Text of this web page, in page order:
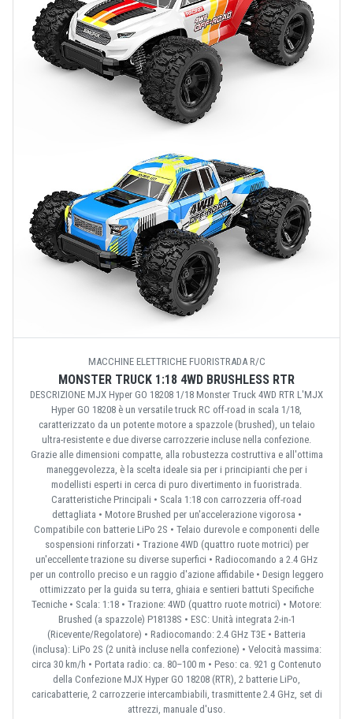
MACCHINE ELETTRICHE FUORISTRADA R/C
MONSTER TRUCK 1:18 4WD BRUSHLESS RTR
DESCRIZIONE MJX Hyper GO 18208 1/18 Monster Truck 4WD RTR L'MJX
Hyper GO 18208 è un versatile truck RC off-road in scala 1/18,
caratterizzato da un potente motore a spazzole (brushed), un telaio
ultra-resistente e due diverse carrozzerie incluse nella confezione.
Grazie alle dimensioni compatte, alla robustezza costruttiva e all'ottima
maneggevolezza, è la scelta ideale sia per i principianti che per i
modellisti esperti in cerca di puro divertimento in fuoristrada.
Caratteristiche Principali • Scala 1:18 con carrozzeria off-road
dettagliata • Motore Brushed per un'accelerazione vigorosa •
Compatibile con batterie LiPo 2S • Telaio durevole e componenti delle
sospensioni rinforzati • Trazione 4WD (quattro ruote motrici) per
un'eccellente trazione su diverse superfici • Radiocomando a 2.4 GHz
per un controllo preciso e un raggio d'azione affidabile • Design leggero
ottimizzato per la guida su terra, ghiaia e sentieri battuti Specifiche
Tecniche • Scala: 1:18 • Trazione: 4WD (quattro ruote motrici) • Motore:
Brushed (a spazzole) P18138S • ESC: Unità integrata 2-in-1
(Ricevente/Regolatore) • Radiocomando: 2.4 GHz T3E • Batteria
(inclusa): LiPo 2S (2 unità incluse nella confezione) • Velocità massima:
circa 30 km/h • Portata radio: ca. 80–100 m • Peso: ca. 921 g Contenuto
della Confezione MJX Hyper GO 18208 (RTR), 2 batterie LiPo,
caricabatterie, 2 carrozzerie intercambiabili, trasmittente 2.4 GHz, set di
attrezzi, manuale d'uso.